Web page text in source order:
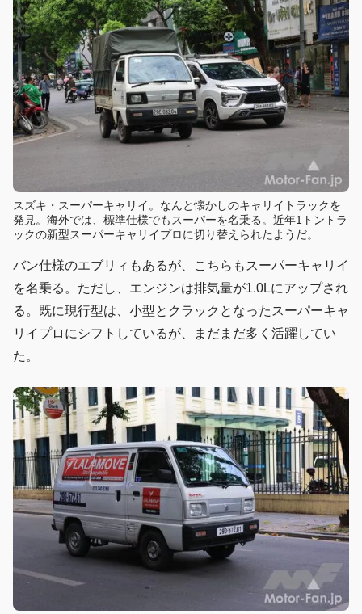
スズキ・スーパーキャリイ。なんと懐かしのキャリイトラックを
発見。海外では、標準仕様でもスーパーを名乗る。近年1トントラ
ックの新型スーパーキャリイプロに切り替えられたようだ。
バン仕様のエブリィもあるが、こちらもスーパーキャリイ
を名乗る。ただし、エンジンは排気量が1.0Lにアップされ
る。既に現行型は、小型とクラックとなったスーパーキャ
リイプロにシフトしているが、まだまだ多く活躍してい
た。